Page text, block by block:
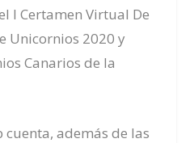
I Certamen Virtual De
Unicornios 2020 y
Canarios de la
cuenta, además de las